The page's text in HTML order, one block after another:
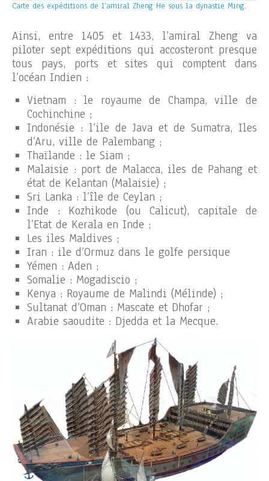
Carte des expéditions de l’amiral Zheng He sous la dynastie Ming.
Ainsi, entre 1405 et 1433, l’amiral Zheng va
piloter sept expéditions qui accosteront presque
tous pays, ports et sites qui comptent dans
l’océan Indien :
Vietnam : le royaume de Champa, ville de
Cochinchine ;
Indonésie : l’ile de Java et de Sumatra, Iles
d’Aru, ville de Palembang ;
Thaïlande : le Siam ;
Malaisie : port de Malacca, iles de Pahang et
état de Kelantan (Malaisie) ;
Sri Lanka : l’île de Ceylan ;
Inde : Kozhikode (ou Calicut), capitale de
l’Etat de Kerala en Inde ;
Les iles Maldives ;
Iran : ile d’Ormuz dans le golfe persique
Yémen : Aden ;
Somalie : Mogadiscio ;
Kenya : Royaume de Malindi (Mélinde) ;
Sultanat d’Oman : Mascate et Dhofar ;
Arabie saoudite : Djedda et la Mecque.